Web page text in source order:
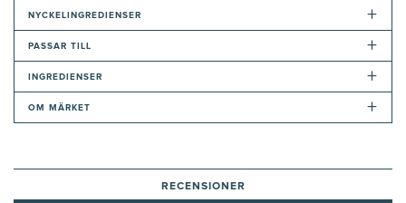
NYCKELINGREDIENSER +
PASSAR TILL +
INGREDIENSER +
OM MÄRKET +
RECENSIONER